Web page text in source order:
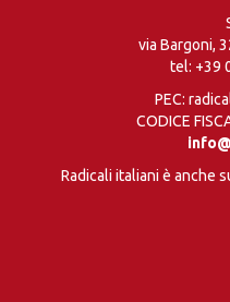
via Bargoni,
tel: +39
PEC:
CODICE
Radicali italiani è anche